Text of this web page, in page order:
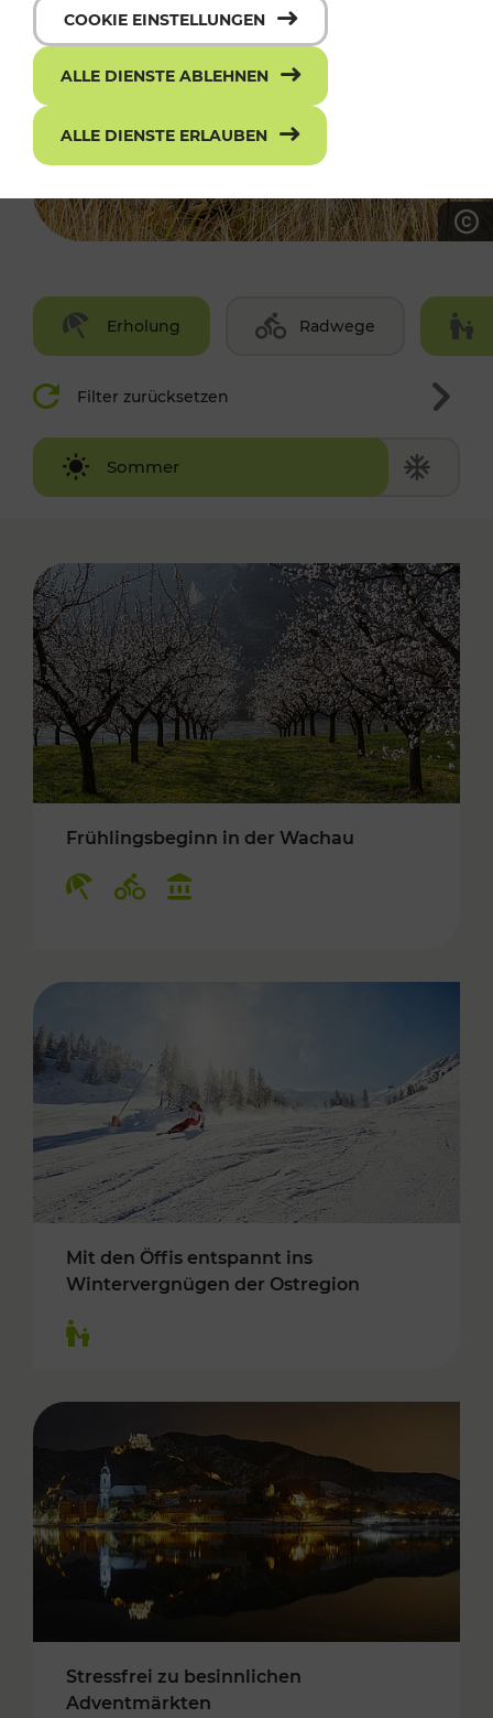
Erholung Radwege
Filter zurücksetzen
Sommer
Winter
Frühlingsbeginn in der Wachau
Mit den Öffis entspannt ins
Wintervergnügen der Ostregion
Stressfrei zu besinnlichen
Adventmärkten
COOKIE EINSTELLUNGEN
ALLE DIENSTE ABLEHNEN
ALLE DIENSTE ERLAUBEN